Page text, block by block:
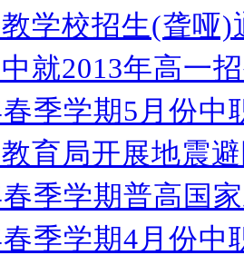
学校招生(聋哑)
就2013年高一
春季学期5月份中
育局开展地震
春季学期普高国
春季学期4月份